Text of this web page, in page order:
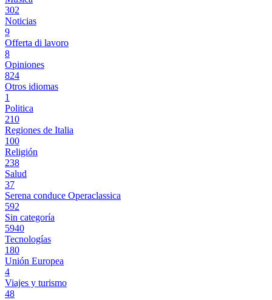
302
Noticias
9
Offerta di lavoro
8
Opiniones
824
Otros idiomas
1
Politica
210
Regiones de Italia
100
Religión
238
Salud
37
Serena conduce Operaclassica
592
Sin categoría
5940
Tecnologías
180
Unión Europea
4
Viajes y turismo
48